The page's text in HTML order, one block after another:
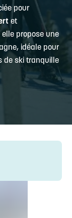
pour
et
propose une
idéale pour
de ski tranquille